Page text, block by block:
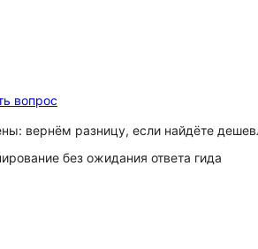
вопрос
вернём разницу, если найдёте
без ожидания ответа гида